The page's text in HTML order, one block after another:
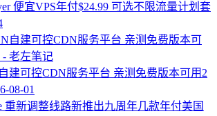
便宜VPS年付$24.99 可选不限流量计划套
建可控CDN服务平台 亲测免费版本可用2
08-01